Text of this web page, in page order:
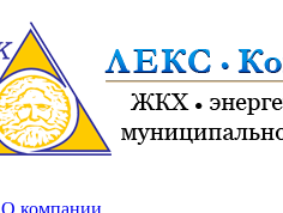
О компании